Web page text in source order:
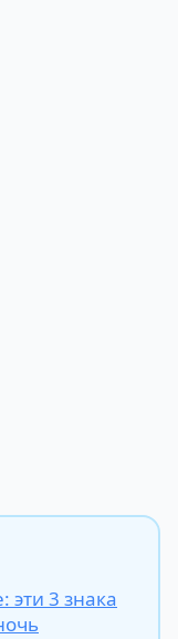
эти 3 знака